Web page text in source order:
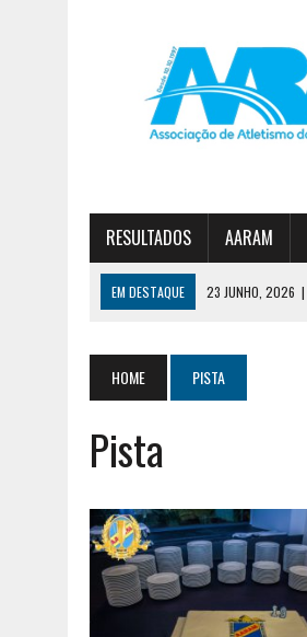
RESULTADOS AARAM
EM DESTAQUE 23 JUNHO, 2026 |
HOME PISTA
Pista